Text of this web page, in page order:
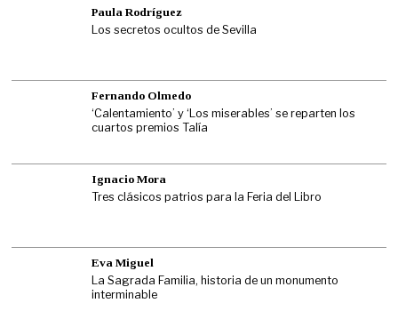
Paula Rodríguez
Los secretos ocultos de Sevilla
Fernando Olmedo
‘Calentamiento’ y ‘Los miserables’ se reparten los
cuartos premios Talía
Ignacio Mora
Tres clásicos patrios para la Feria del Libro
Eva Miguel
La Sagrada Familia, historia de un monumento
interminable